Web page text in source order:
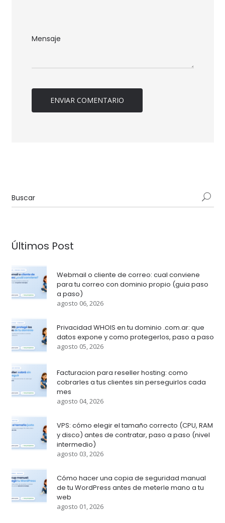
Últimos Post
Webmail o cliente de correo: cual conviene
para tu correo con dominio propio (guia paso
a paso)
agosto 06, 2026
Privacidad WHOIS en tu dominio .com.ar: que
datos expone y como protegerlos, paso a paso
agosto 05, 2026
Facturacion para reseller hosting: como
cobrarles a tus clientes sin perseguirlos cada
mes
agosto 04, 2026
VPS: cómo elegir el tamaño correcto (CPU, RAM
y disco) antes de contratar, paso a paso (nivel
intermedio)
agosto 03, 2026
Cómo hacer una copia de seguridad manual
de tu WordPress antes de meterle mano a tu
web
agosto 01, 2026